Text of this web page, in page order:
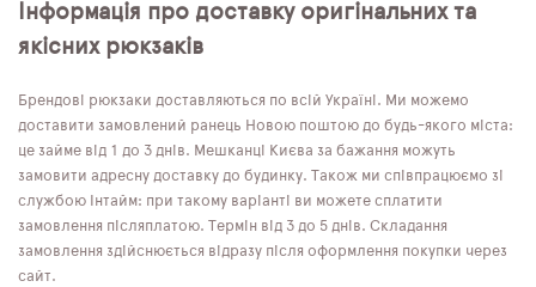
Інформація про доставку оригінальних та
якісних рюкзаків
Брендові рюкзаки доставляються по всій Україні. Ми можемо
доставити замовлений ранець Новою поштою до будь-якого міста:
це займе від 1 до 3 днів. Мешканці Києва за бажання можуть
замовити адресну доставку до будинку. Також ми співпрацюємо зі
службою Інтайм: при такому варіанті ви можете сплатити
замовлення післяплатою. Термін від 3 до 5 днів. Складання
замовлення здійснюється відразу після оформлення покупки через
сайт.